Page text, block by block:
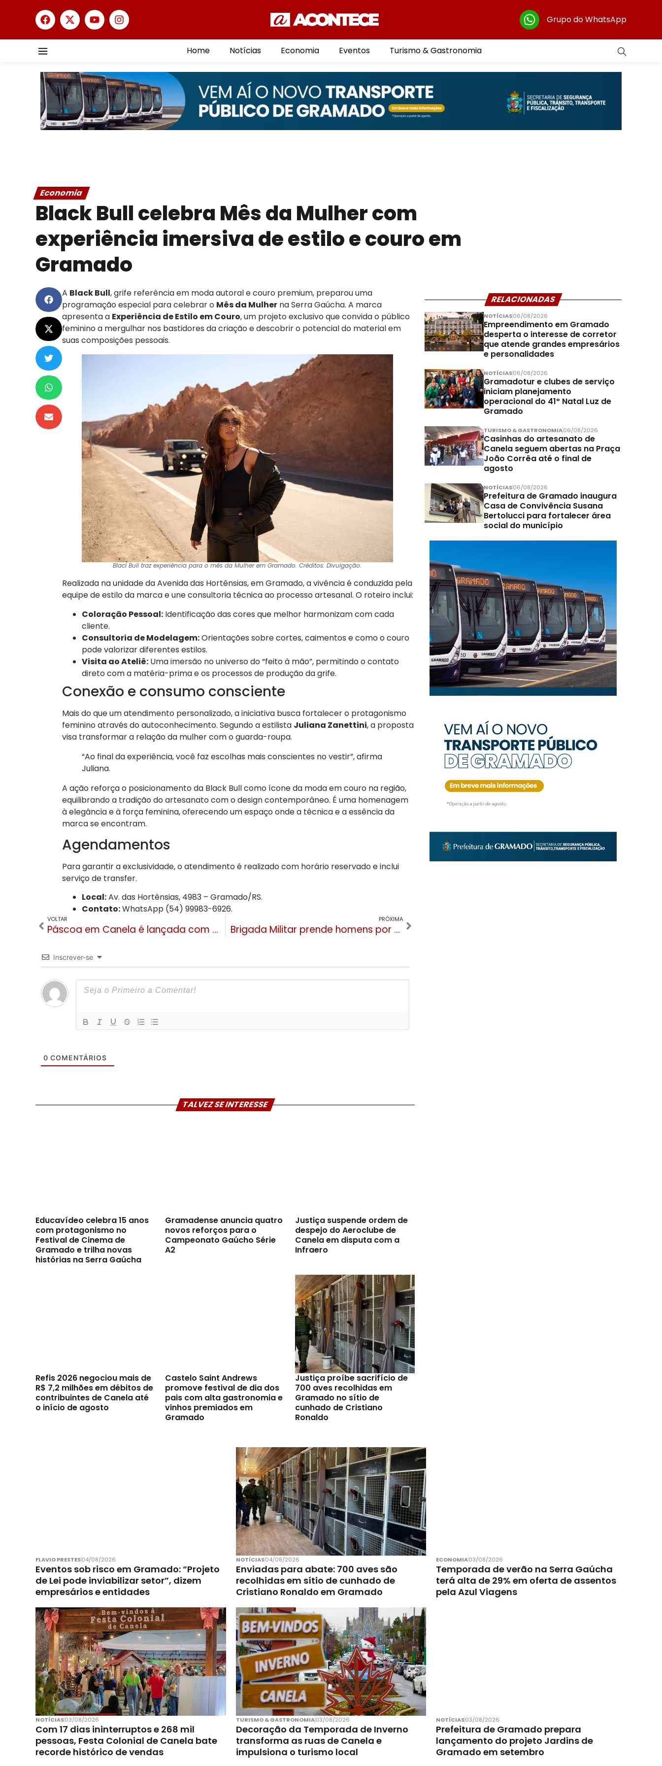
Grupo do WhatsApp
Home Notícias Economia Eventos Turismo & Gastronomia
Economia
Black Bull celebra Mês da Mulher com
experiência imersiva de estilo e couro em
Gramado
A Black Bull, grife referência em moda autoral e couro premium, preparou uma
programação especial para celebrar o Mês da Mulherna Serra Gaúcha. A marca
apresenta a Experiência de Estilo em Couro, um projeto exclusivo que convida o público
feminino a mergulhar nos bastidores da criação e descobrir o potencial do material em
suas composições pessoais.
Blacl Bull traz experiência para o mês da Mulher em Gramado. Créditos: Divulgação.
Realizada na unidade da Avenida das Hortênsias, em Gramado, a vivência é conduzida pela
equipe de estilo da marca e une consultoria técnica ao processo artesanal. O roteiro inclui:
Coloração Pessoal:Identificação das cores que melhor harmonizam com cada
cliente.
Consultoria de Modelagem:Orientações sobre cortes, caimentos e como o couro
pode valorizar diferentes estilos.
Visita ao Ateliê:Uma imersão no universo do “feito à mão”, permitindo o contato
direto com a matéria-prima e os processos de produção da grife.
Conexão e consumo consciente
Mais do que um atendimento personalizado, a iniciativa busca fortalecer o protagonismo
feminino através do autoconhecimento. Segundo a estilista Juliana Zanettini, a proposta
visa transformar a relação da mulher com o guarda-roupa.
“Ao final da experiência, você faz escolhas mais conscientes no vestir”, afirma
Juliana.
A ação reforça o posicionamento da Black Bull como ícone da moda em couro na região,
equilibrando a tradição do artesanato com o design contemporâneo. É uma homenagem
à elegância e à força feminina, oferecendo um espaço onde a técnica e a essência da
marca se encontram.
Agendamentos
Para garantir a exclusividade, o atendimento é realizado com horário reservado e inclui
serviço de transfer.
Local:Av. das Hortênsias, 4983 – Gramado/RS.
Contato:WhatsApp (54) 99983-6926.
VOLTAR
Páscoa em Canela é lançada com Desfile Encantado e programação intensa no Coreto
PRÓXIMA
Brigada Militar prende homens por violência doméstica em Gramado e Canela
Inscrever-se
0 COMENTÁRIOS
TALVEZ SE INTERESSE
Educavídeo celebra 15 anos
com protagonismo no
Festival de Cinema de
Gramado e trilha novas
histórias na Serra Gaúcha
Gramadense anuncia quatro
novos reforços para o
Campeonato Gaúcho Série
A2
Justiça suspende ordem de
despejo do Aeroclube de
Canela em disputa com a
Infraero
Refis 2026 negociou mais de
R$ 7,2 milhões em débitos de
contribuintes de Canela até
o início de agosto
Castelo Saint Andrews
promove festival de dia dos
pais com alta gastronomia e
vinhos premiados em
Gramado
Justiça proíbe sacrifício de
700 aves recolhidas em
Gramado no sítio de
cunhado de Cristiano
Ronaldo
RELACIONADAS
NOTÍCIAS06/08/2026
Empreendimento em Gramado
desperta o interesse de corretor
que atende grandes empresários
e personalidades
NOTÍCIAS06/08/2026
Gramadotur e clubes de serviço
iniciam planejamento
operacional do 41º Natal Luz de
Gramado
TURISMO & GASTRONOMIA06/08/2026
Casinhas do artesanato de
Canela seguem abertas na Praça
João Corrêa até o final de
agosto
NOTÍCIAS06/08/2026
Prefeitura de Gramado inaugura
Casa de Convivência Susana
Bertolucci para fortalecer área
social do município
FLAVIO PRESTES04/08/2026
Eventos sob risco em Gramado: “Projeto
de Lei pode inviabilizar setor”, dizem
empresários e entidades
NOTÍCIAS04/08/2026
Enviadas para abate: 700 aves são
recolhidas em sítio de cunhado de
Cristiano Ronaldo em Gramado
ECONOMIA03/08/2026
Temporada de verão na Serra Gaúcha
terá alta de 29% em oferta de assentos
pela Azul Viagens
NOTÍCIAS03/08/2026
Com 17 dias ininterruptos e 268 mil
pessoas, Festa Colonial de Canela bate
recorde histórico de vendas
TURISMO & GASTRONOMIA03/08/2026
Decoração da Temporada de Inverno
transforma as ruas de Canela e
impulsiona o turismo local
NOTÍCIAS03/08/2026
Prefeitura de Gramado prepara
lançamento do projeto Jardins de
Gramado em setembro